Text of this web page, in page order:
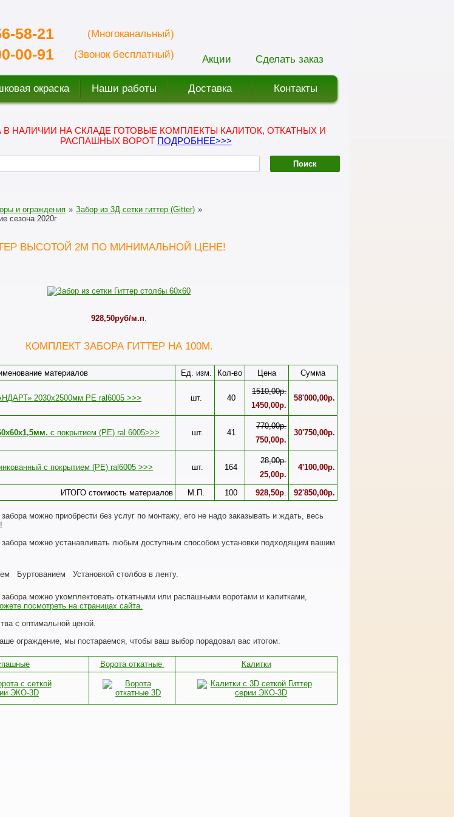
58-21 (Многоканальный)
00-91 (Звонок бесплатный) Акции Сделать заказ
окраска Наши работы Доставка Контакты
В НАЛИЧИИ НА СКЛАДЕ ГОТОВЫЕ КОМПЛЕКТЫ КАЛИТОК, ОТКАТНЫХ И
РАСПАШНЫХ ВОРОТ ПОДРОБНЕЕ>>>
и ограждения » Забор из 3Д сетки гиттер (Gitter) »
сезона 2020г
ВЫСОТОЙ 2М ПО МИНИМАЛЬНОЙ ЦЕНЕ!
928,50руб/м.п.
КОМПЛЕКТ ЗАБОРА ГИТТЕР НА 100М.
материалов Ед. изм. Кол-во Цена Сумма
2030х2500мм PE ral6005 >>> шт. 40
1510,00р.
1450,00р.
58'000,00р.
с покрытием (РЕ) ral 6005>>> шт. 41
770,00р.
750,00р.
30'750,00р.
с покрытием (PE) ral6005 >>> шт. 164
28,00р.
25,00р.
4'100,00р.
ИТОГО стоимость материалов М.П. 100 928,50р. 92'850,00р.
можно приобрести без услуг по монтажу, его не надо заказывать и ждать, весь
забора можно устанавливать любым доступным способом установки подходящим вашим
Буртованием Установкой столбов в ленту.
можно укомплектовать откатными или распашными воротами и калитками,
посмотреть на страницах сайта.
с оптимальной ценой.
ограждение, мы постараемся, чтобы ваш выбор порадовал вас итогом.
Ворота откатные Калитки